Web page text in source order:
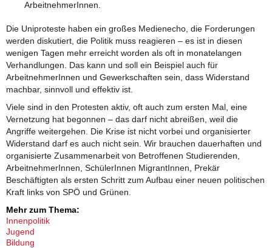
ArbeitnehmerInnen.
Die Uniproteste haben ein großes Medienecho, die Forderungen
werden diskutiert, die Politik muss reagieren – es ist in diesen
wenigen Tagen mehr erreicht worden als oft in monatelangen
Verhandlungen. Das kann und soll ein Beispiel auch für
ArbeitnehmerInnen und Gewerkschaften sein, dass Widerstand
machbar, sinnvoll und effektiv ist.
Viele sind in den Protesten aktiv, oft auch zum ersten Mal, eine
Vernetzung hat begonnen – das darf nicht abreißen, weil die
Angriffe weitergehen. Die Krise ist nicht vorbei und organisierter
Widerstand darf es auch nicht sein. Wir brauchen dauerhaften und
organisierte Zusammenarbeit von Betroffenen Studierenden,
ArbeitnehmerInnen, SchülerInnen MigrantInnen, Prekär
Beschäftigten als ersten Schritt zum Aufbau einer neuen politischen
Kraft links von SPÖ und Grünen.
Mehr zum Thema:
Innenpolitik
Jugend
Bildung